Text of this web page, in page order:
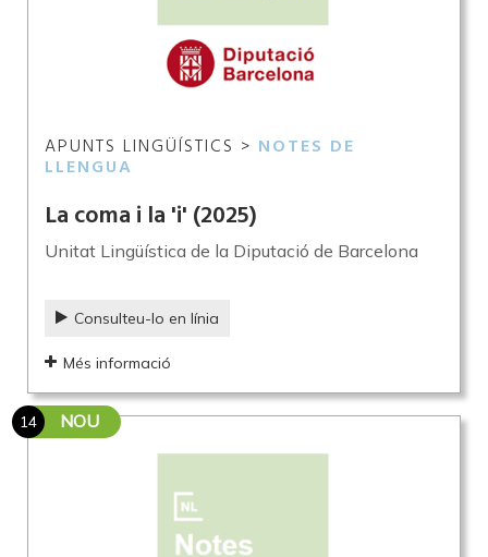
APUNTS LINGÜÍSTICS > NOTES DE
LLENGUA
La coma i la 'i' (2025)
Unitat Lingüística de la Diputació de Barcelona
Consulteu-lo en línia
Més informació
14 NOU